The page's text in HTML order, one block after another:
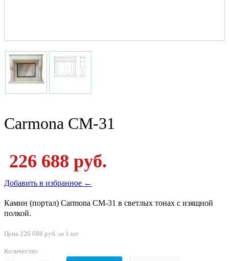
Carmona CM-31
226 688 руб.
Добавить в избранное ←
Камин (портал) Carmona CM-31 в светлых тонах с изящной
полкой.
Цена 226 688 руб. за 1 шт
Количество